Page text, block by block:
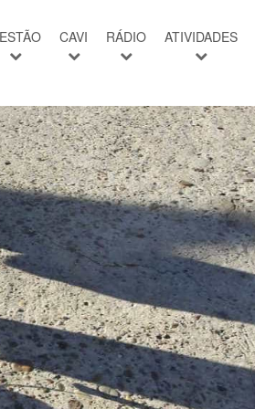
CAVI RÁDIO ATIVIDADES